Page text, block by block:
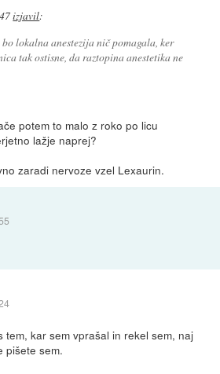
izjavil:
lokalna anestezija nič pomagala, ker
tak ostisne, da raztopina anestetika ne
potem to malo z roko po licu
lažje naprej?
zaradi nervoze vzel Lexaurin.
tem, kar sem vprašal in rekel sem, naj
pišete sem.